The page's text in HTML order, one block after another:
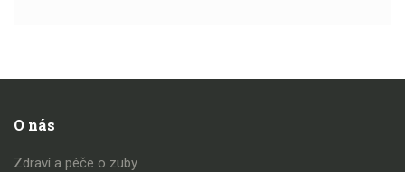
O nás
Zdraví a péče o zuby